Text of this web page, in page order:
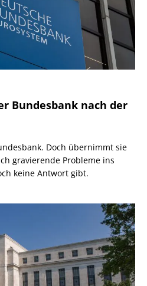
Bundesbank nach der
Doch übernimmt sie
gravierende Probleme ins
keine Antwort gibt.